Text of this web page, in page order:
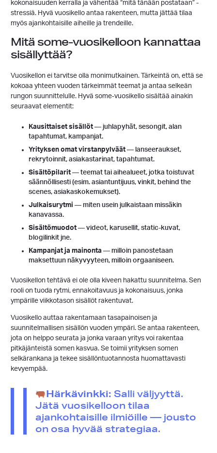
kokonaisuuden kerralla ja vähentää “mitä tänään postataan” -
stressiä. Hyvä vuosikello antaa rakenteen, mutta jättää tilaa
myös ajankohtaisille aiheille ja trendeille.
Mitä some-vuosikelloon kannattaa
sisällyttää?
Vuosikellon ei tarvitse olla monimutkainen. Tärkeintä on, että se
kokoaa yhteen vuoden tärkeimmät teemat ja antaa selkeän
rungon suunnittelulle. Hyvä some‑vuosikello sisältää ainakin
seuraavat elementit:
Kausittaiset sisällöt — juhlapyhät, sesongit, alan
tapahtumat, kampanjat.
Yrityksen omat virstanpylväät — lanseeraukset,
rekrytoinnit, asiakastarinat, tapahtumat.
Sisältöpilarit — teemat tai aihealueet, jotka toistuvat
säännöllisesti (esim. asiantuntijuus, vinkit, behind the
scenes, asiakaskokemukset).
Julkaisurytmi — miten usein julkaistaan missäkin
kanavassa.
Sisältömuodot — videot, karusellit, static-kuvat,
blogilinkit jne.
Kampanjat ja mainonta — milloin panostetaan
maksettuun näkyvyyteen, milloin orgaaniseen.
Vuosikellon tehtävä ei ole olla kiveen hakattu suunnitelma. Sen
rooli on tuoda rytmi, ennakoitavuus ja kokonaisuus, jonka
ympärille viikkotason sisällöt rakentuvat.
Vuosikello auttaa rakentamaan tasapainoisen ja
suunnitelmallisen sisällön vuoden ympäri. Se antaa rakenteen,
jota on helppo seurata ja jonka varaan yritys voi rakentaa
pitkäjänteistä somen kasvua. Se toimii yrityksen somen
selkärankana ja tekee sisällöntuotannosta huomattavasti
kevyempää.
Härkävinkki: Salli väljyyttä.
Jätä vuosikelloon tilaa
ajankohtaisille ilmiöille — jousto
on osa hyvää strategiaa.